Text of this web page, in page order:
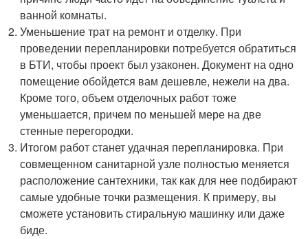
ванной комнаты.
Уменьшение трат на ремонт и отделку. При
проведении перепланировки потребуется обратиться
в БТИ, чтобы проект был узаконен. Документ на одно
помещение обойдется вам дешевле, нежели на два.
Кроме того, объем отделочных работ тоже
уменьшается, причем по меньшей мере на две
стенные перегородки.
Итогом работ станет удачная перепланировка. При
совмещенном санитарной узле полностью меняется
расположение сантехники, так как для нее подбирают
самые удобные точки размещения. К примеру, вы
сможете установить стиральную машинку или даже
биде.